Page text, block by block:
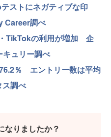
ストにネガティブな印
Career調べ
TikTokの利用が増加 企
ュリー調べ
％ エントリー数は平均
調べ
なりましたか？